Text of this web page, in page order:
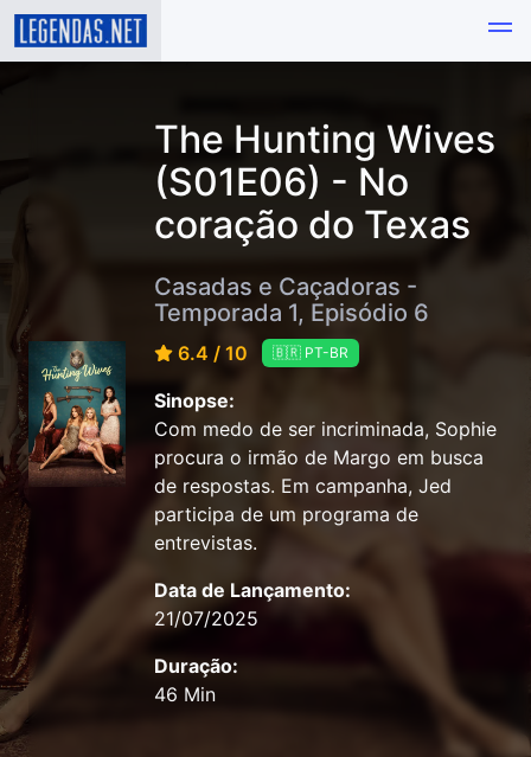
The Hunting Wives
(S01E06) - No
coração do Texas
Casadas e Caçadoras -
Temporada 1, Episódio 6
6.4 / 10 🇧🇷 PT-BR
Sinopse:
Com medo de ser incriminada, Sophie
procura o irmão de Margo em busca
de respostas. Em campanha, Jed
participa de um programa de
entrevistas.
Data de Lançamento:
21/07/2025
Duração:
46 Min